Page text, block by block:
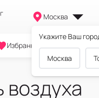
Москва
Укажите Ваш
Москва
0
Избранное